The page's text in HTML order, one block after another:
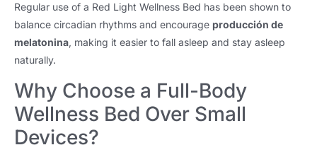
Regular use of a Red Light Wellness Bed has been shown to
balance circadian rhythms and encourage producción de
melatonina, making it easier to fall asleep and stay asleep
naturally.
Why Choose a Full-Body
Wellness Bed Over Small
Devices?